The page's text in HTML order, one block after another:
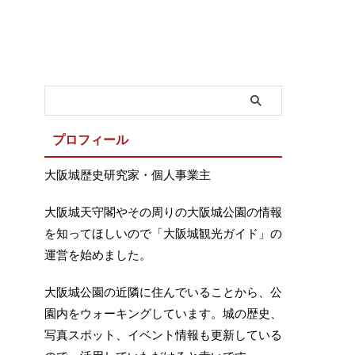
プロフィール
大阪城歴史研究家・個人事業主
大阪城天守閣やその周りの大阪城公園の情報
を知ってほしいので「大阪城観光ガイド」の
運営を始めました。
大阪城公園の近隣に住んでいることから、公
園内をウォーキングしています。城の歴史、
写真スポット、イベント情報も更新している